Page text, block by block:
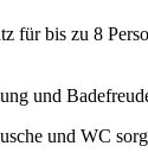
für bis zu 8
und
und WC